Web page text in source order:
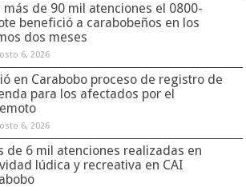
más de 90 mil atenciones el 0800-
benefició a carabobeños en los
dos meses
6, 2026
en Carabobo proceso de registro de
para los afectados por el
6, 2026
de 6 mil atenciones realizadas en
lúdica y recreativa en CAI